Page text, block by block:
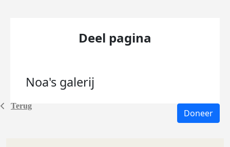
Terug
Deel pagina
Noa's galerij
Doneer